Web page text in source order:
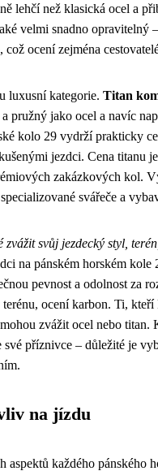
lehčí než klasická ocel a
velmi snadno opravitelný
ocení zejména
luxusní kategorie. Titan
pružný jako ocel a navíc
kolo 29 vydrží prakticky
jezdci. Cena titanu
zakázkových kol.
svářeče a
svůj jezdecký styl,
na pánském horském kole
pevnost a odolnost za
ocení karbon. Ti, kteří
zvážit ocel nebo titan.
své příznivce – důležité je
na jízdu
aspektů každého pánského